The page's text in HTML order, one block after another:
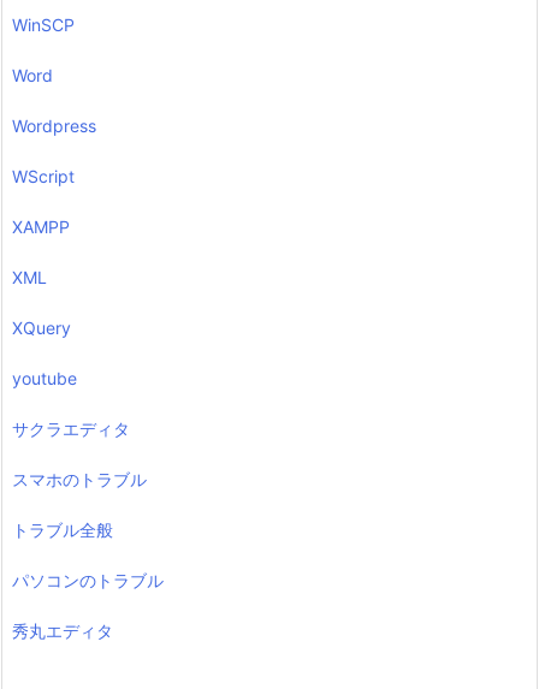
WinSCP
Word
Wordpress
WScript
XAMPP
XML
XQuery
youtube
サクラエディタ
スマホのトラブル
トラブル全般
パソコンのトラブル
秀丸エディタ